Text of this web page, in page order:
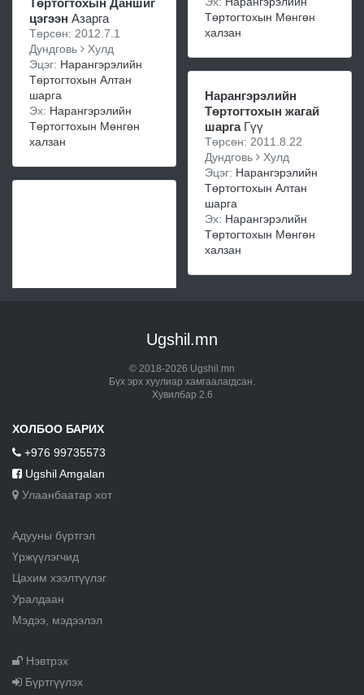
цэгээн Азарга
Төрсөн: 2012.7.1
Дундговь
Хулд
Эцэг: Нарангэрэлийн
Төртогтохын Алтан
шарга
Эх: Нарангэрэлийн
Төртогтохын Мөнгөн
халзан
Төртогтохын Мөнгөн
халзан
Нарангэрэлийн
Төртогтохын жагай
шаргаГүү
Төрсөн: 2011.8.22
Дундговь
Хулд
Эцэг: Нарангэрэлийн
Төртогтохын Алтан
шарга
Эх: Нарангэрэлийн
Төртогтохын Мөнгөн
халзан
Ugshil.mn
© 2018-2026 Ugshil.mn
Бүх эрх хуулиар хамгаалагдсан.
Хувилбар 2.6
ХОЛБОО БАРИХ
+976 99735573
Ugshil Amgalan
Улаанбаатар хот
Адууны бүртгэл
Үржүүлэгчид
Цахим хээлтүүлэг
Уралдаан
Мэдээ, мэдээлэл
Нэвтрэх
Бүртгүүлэх